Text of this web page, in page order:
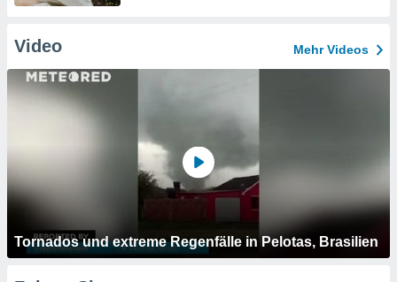
Video Mehr Videos
Tornados und extreme Regenfälle in Pelotas, Brasilien